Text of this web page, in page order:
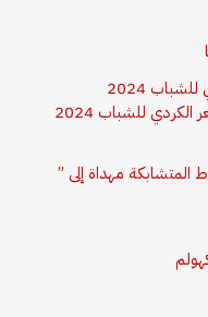
للشباب 2024
المتشابكة مهداة إلى ”